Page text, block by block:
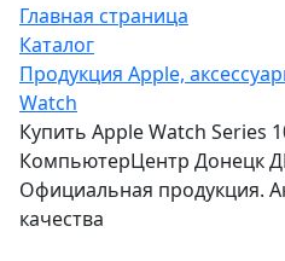
Главная страница
Каталог
Продукция Apple,
Watch
Купить Apple Watch Series
КомпьютерЦентр Донецк
Официальная продукция.
качества